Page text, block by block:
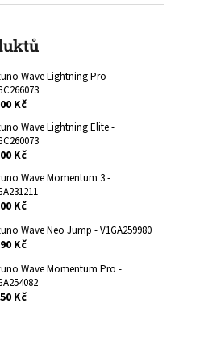
Wave Lightning Pro -
Kč
Wave Lightning Elite -
Kč
Wave Momentum 3 -
Kč
Wave Neo Jump - V1GA259980
Kč
Wave Momentum Pro -
Kč